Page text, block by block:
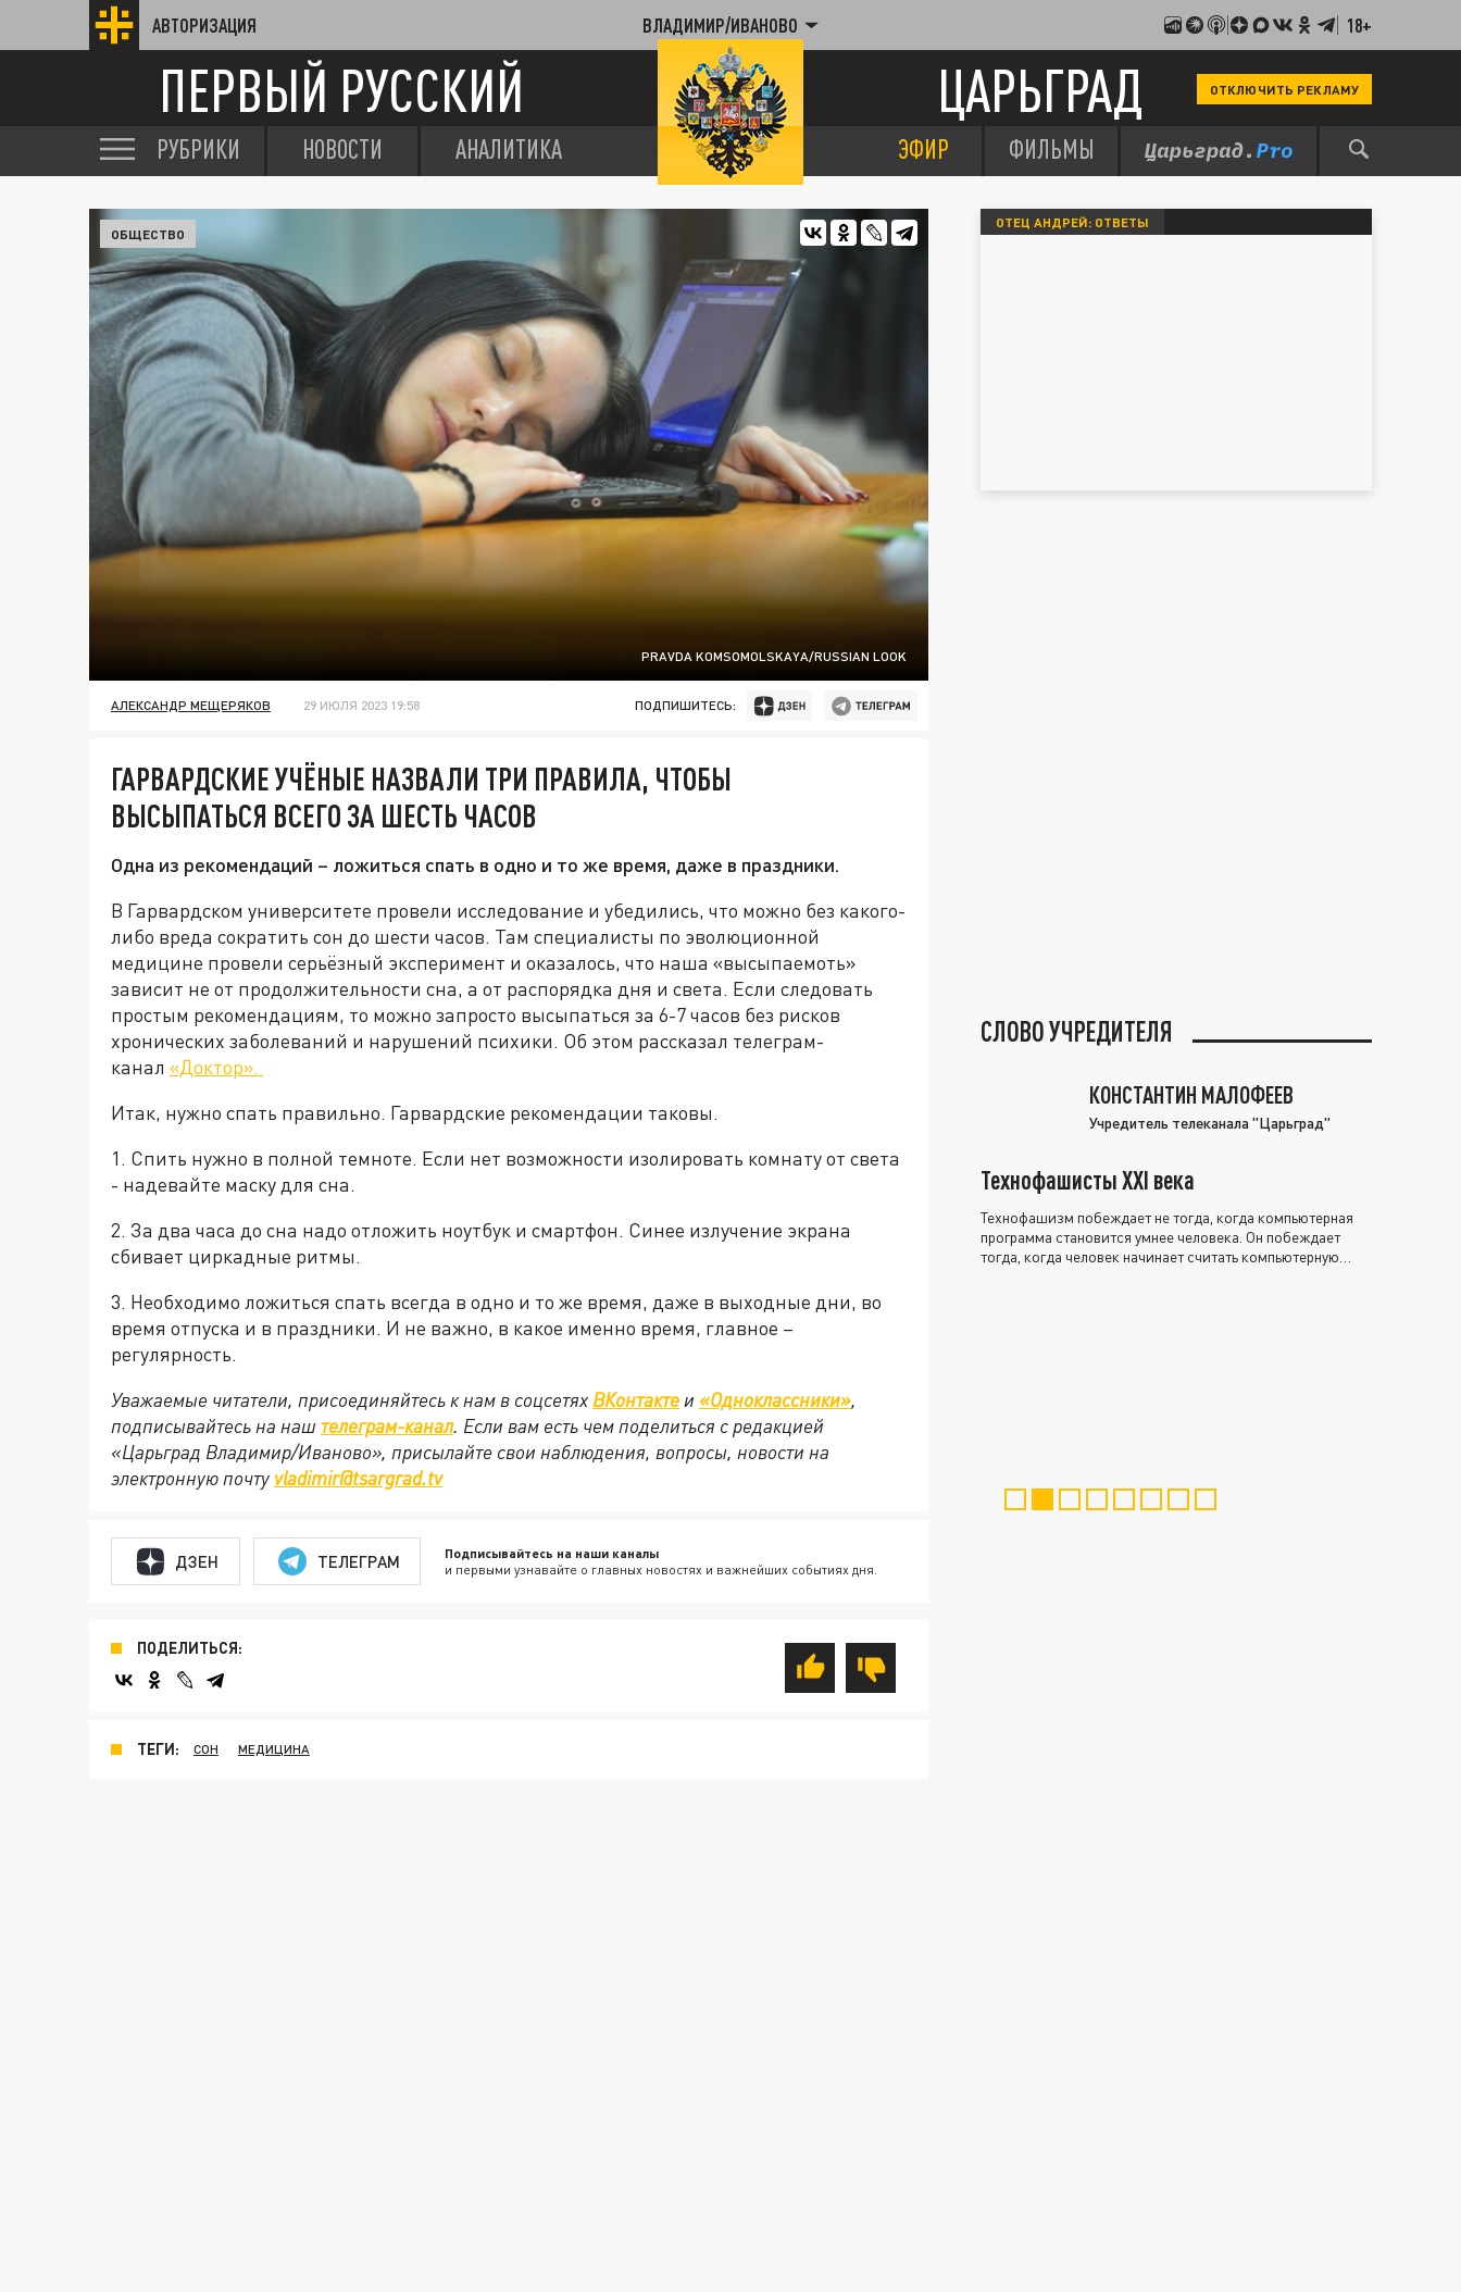
АВТОРИЗАЦИЯ ВЛАДИМИР/ИВАНОВО 18+
ПЕРВЫЙ РУССКИЙ ЦАРЬГРАД ОТКЛЮЧИТЬ РЕКЛАМУ
РУБРИКИ НОВОСТИ АНАЛИТИКА ЭФИР ФИЛЬМЫ
PRAVDA KOMSOMOLSKAYA/RUSSIAN LOOK
ОБЩЕСТВО
АЛЕКСАНДР МЕЩЕРЯКОВ 29 ИЮЛЯ 2023 19:58 ПОДПИШИТЕСЬ:
ГАРВАРДСКИЕ УЧЁНЫЕ НАЗВАЛИ ТРИ ПРАВИЛА, ЧТОБЫ
ВЫСЫПАТЬСЯ ВСЕГО ЗА ШЕСТЬ ЧАСОВ
Одна из рекомендаций – ложиться спать в одно и то же время, даже в праздники.
В Гарвардском университете провели исследование и убедились, что можно без какого-
либо вреда сократить сон до шести часов. Там специалисты по эволюционной
медицине провели серьёзный эксперимент и оказалось, что наша «высыпаемоть»
зависит не от продолжительности сна, а от распорядка дня и света. Если следовать
простым рекомендациям, то можно запросто высыпаться за 6-7 часов без рисков
хронических заболеваний и нарушений психики. Об этом рассказал телеграм-
канал «Доктор».
Итак, нужно спать правильно. Гарвардские рекомендации таковы.
1. Спить нужно в полной темноте. Если нет возможности изолировать комнату от света
- надевайте маску для сна.
2. За два часа до сна надо отложить ноутбук и смартфон. Синее излучение экрана
сбивает циркадные ритмы.
3. Необходимо ложиться спать всегда в одно и то же время, даже в выходные дни, во
время отпуска и в праздники. И не важно, в какое именно время, главное –
регулярность.
Уважаемые читатели, присоединяйтесь к нам в соцсетях ВКонтакте и «Одноклассники»,
подписывайтесь на наш телеграм-канал. Если вам есть чем поделиться с редакцией
«Царьград Владимир/Иваново», присылайте свои наблюдения, вопросы, новости на
электронную почту vladimir@tsargrad.tv
ДЗЕН ТЕЛЕГРАМ Подписывайтесь на наши каналы
и первыми узнавайте о главных новостях и важнейших событиях дня.
ПОДЕЛИТЬСЯ:
ТЕГИ: СОН МЕДИЦИНА
ОТЕЦ АНДРЕЙ: ОТВЕТЫ
СЛОВО УЧРЕДИТЕЛЯ
КОНСТАНТИН МАЛОФЕЕВ
Учредитель телеканала "Царьград"
Технофашисты XXI века
Технофашизм побеждает не тогда, когда компьютерная
программа становится умнее человека. Он побеждает
тогда, когда человек начинает считать компьютерную